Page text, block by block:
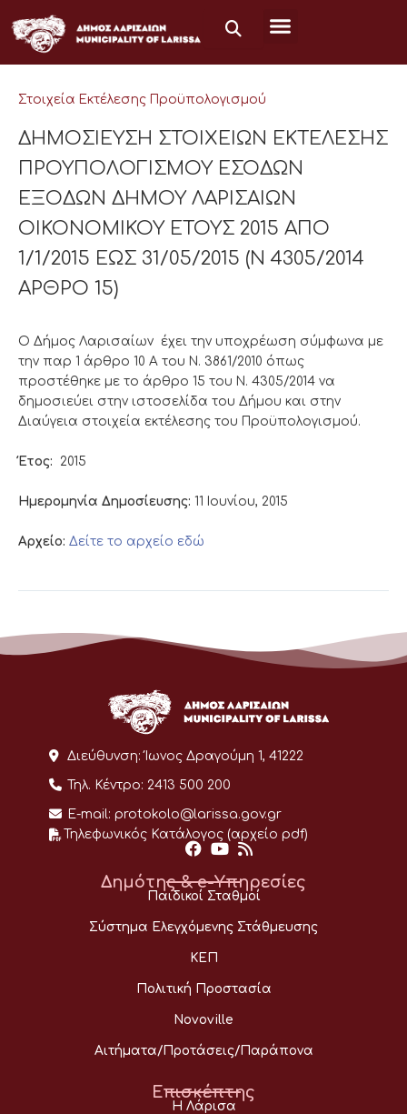
στο
περιεχόμενο
Στοιχεία Εκτέλεσης Προϋπολογισμού
ΔΗΜΟΣΙΕΥΣΗ ΣΤΟΙΧΕΙΩΝ ΕΚΤΕΛΕΣΗΣ
ΠΡΟΥΠΟΛΟΓΙΣΜΟΥ ΕΣΟΔΩΝ
ΕΞΟΔΩΝ ΔΗΜΟΥ ΛΑΡΙΣΑΙΩΝ
ΟΙΚΟΝΟΜΙΚΟΥ ΕΤΟΥΣ 2015 ΑΠΟ
1/1/2015 ΕΩΣ 31/05/2015 (Ν 4305/2014
ΑΡΘΡΟ 15)
Ο Δήμος Λαρισαίων έχει την υποχρέωση σύμφωνα με
την παρ 1 άρθρο 10 Α του Ν. 3861/2010 όπως
προστέθηκε με το άρθρο 15 του Ν. 4305/2014 να
δημοσιεύει στην ιστοσελίδα του Δήμου και στην
Διαύγεια στοιχεία εκτέλεσης του Προϋπολογισμού.
Έτος: 2015
Ημερομηνία Δημοσίευσης: 11 Ιουνίου, 2015
Αρχείο: Δείτε το αρχείο εδώ
Διεύθυνση: Ίωνος Δραγούμη 1, 41222
Τηλ. Κέντρο: 2413 500 200
E-mail: protokolo@larissa.gov.gr
Τηλεφωνικός Κατάλογος (αρχείο pdf)
Δημότης & e-Υπηρεσίες
Παιδικοί Σταθμοί
Σύστημα Ελεγχόμενης Στάθμευσης
ΚΕΠ
Πολιτική Προστασία
Novoville
Αιτήματα/Προτάσεις/Παράπονα
Επισκέπτης
Η Λάρισα